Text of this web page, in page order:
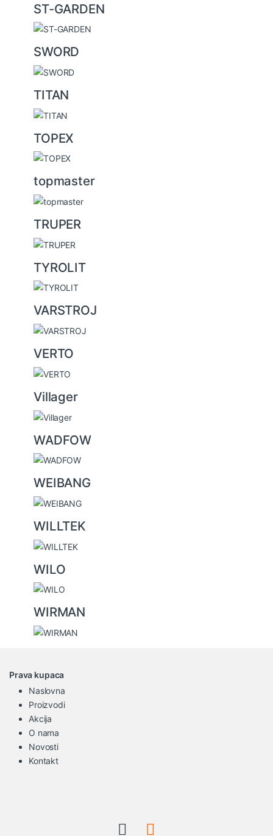
ST-GARDEN
SWORD
TITAN
TOPEX
topmaster
TRUPER
TYROLIT
VARSTROJ
VERTO
Villager
WADFOW
WEIBANG
WILLTEK
WILO
WIRMAN
Prava kupaca
Naslovna
Proizvodi
Akcija
O nama
Novosti
Kontakt